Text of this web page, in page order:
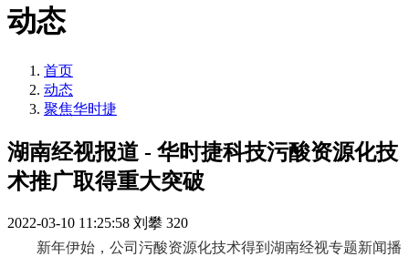
动态
首页
动态
聚焦华时捷
湖南经视报道 - 华时捷科技污酸资源化技
术推广取得重大突破
2022-03-10 11:25:58 刘攀 320
新年伊始，公司污酸资源化技术得到湖南经视专题新闻播